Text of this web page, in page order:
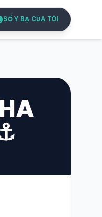
SỔ Y BẠ CỦA TÔI